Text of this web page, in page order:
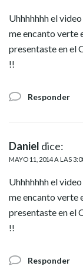
Uhhhhhhh el
me encanto verte
presentaste en el
!!
Responder
Daniel dice:
MAYO 11, 2014 A LAS
Uhhhhhhh el
me encanto verte
presentaste en el
!!
Responder